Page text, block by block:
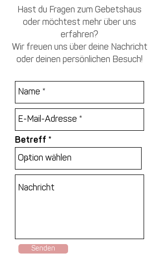
Hast du Fragen zum Gebetshaus
oder möchtest mehr über uns
erfahren?
Wir freuen uns über deine Nachricht
oder deinen persönlichen Besuch!
Betreff
Senden